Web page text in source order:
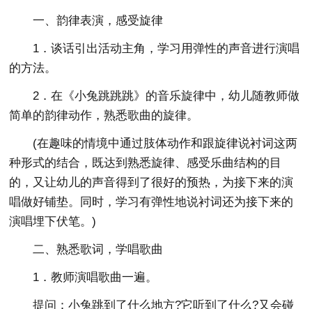
一、韵律表演，感受旋律
1．谈话引出活动主角，学习用弹性的声音进行演唱
的方法。
2．在《小兔跳跳跳》的音乐旋律中，幼儿随教师做
简单的韵律动作，熟悉歌曲的旋律。
(在趣味的情境中通过肢体动作和跟旋律说衬词这两
种形式的结合，既达到熟悉旋律、感受乐曲结构的目
的，又让幼儿的声音得到了很好的预热，为接下来的演
唱做好铺垫。同时，学习有弹性地说衬词还为接下来的
演唱埋下伏笔。)
二、熟悉歌词，学唱歌曲
1．教师演唱歌曲一遍。
提问：小兔跳到了什么地方?它听到了什么?又会碰